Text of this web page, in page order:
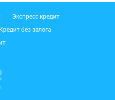
Экспресс кредит
Кредит без залога